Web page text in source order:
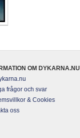
OM DYKARNA.NU
frågor och svar
& Cookies
oss